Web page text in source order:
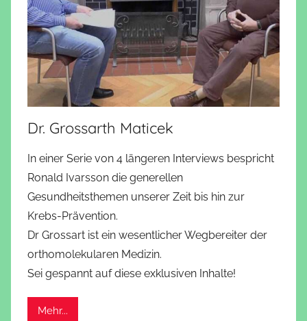
Dr. Grossarth Maticek
In einer Serie von 4 längeren Interviews bespricht
Ronald Ivarsson die generellen
Gesundheitsthemen unserer Zeit bis hin zur
Krebs-Prävention.
Dr Grossart ist ein wesentlicher Wegbereiter der
orthomolekularen Medizin.
Sei gespannt auf diese exklusiven Inhalte!
Mehr...